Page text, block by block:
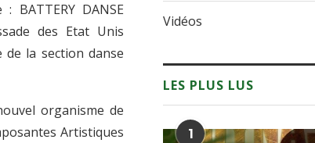
DANSE
des Etat Unis
la section danse
organisme de
Artistiques
Vidéos
LES PLUS LUS
1